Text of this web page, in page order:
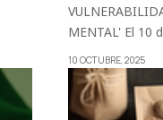
MENTAL' El 10
10 OCTUBRE, 2025